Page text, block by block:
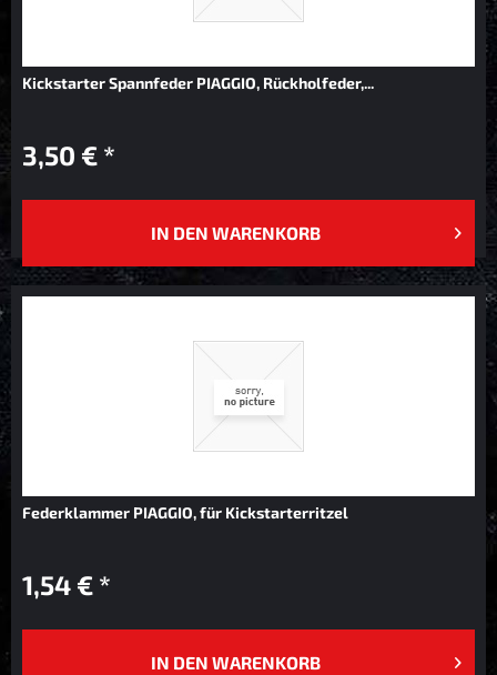
Kickstarter Spannfeder PIAGGIO, Rückholfeder,...
3,50 € *
IN DEN WARENKORB
Federklammer PIAGGIO, für Kickstarterritzel
1,54 € *
IN DEN WARENKORB